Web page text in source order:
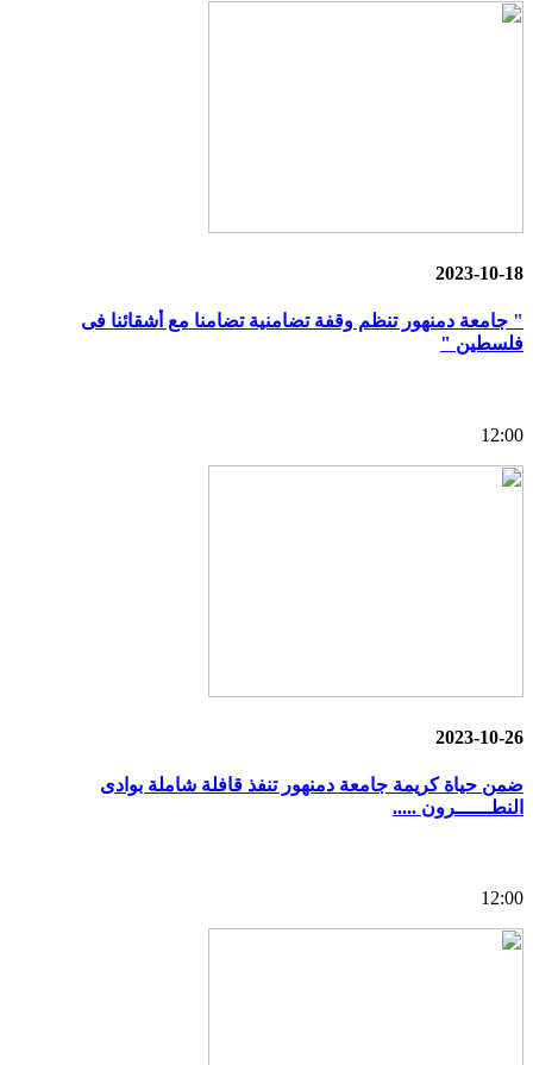
2023-10-18
" جامعة دمنهور تنظم وقفة تضامنية تضامنا مع أشقائنا فى
فلسطين "
12:00
2023-10-26
ضمن حياة كريمة جامعة دمنهور تنفذ قافلة شاملة بوادى
النطــــــرون .....
12:00